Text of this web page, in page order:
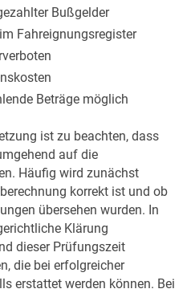
Bußgelder
Fahreignungsregister
Beträge möglich
ist zu beachten, dass
auf die
Häufig wird zunächst
korrekt ist und ob
übersehen wurden. In
Klärung
dieser Prüfungszeit
die bei erfolgreicher
erstattet werden können. Bei